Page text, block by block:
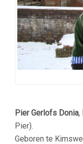
Pier Gerlofs Donia,
Pier).
Geboren te